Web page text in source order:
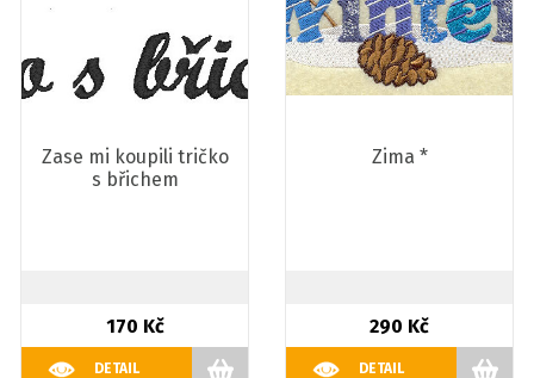
Zase mi koupili tričko
s břichem
170 Kč
DETAIL
Zima *
290 Kč
DETAIL